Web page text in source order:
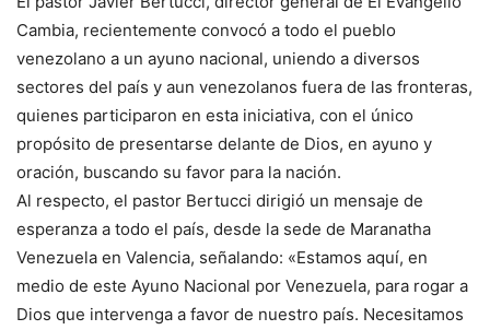
Cambia, recientemente convocó a todo el pueblo
venezolano a un ayuno nacional, uniendo a diversos
sectores del país y aun venezolanos fuera de las fronteras,
quienes participaron en esta iniciativa, con el único
propósito de presentarse delante de Dios, en ayuno y
oración, buscando su favor para la nación.
Al respecto, el pastor Bertucci dirigió un mensaje de
esperanza a todo el país, desde la sede de Maranatha
Venezuela en Valencia, señalando: «Estamos aquí, en
medio de este Ayuno Nacional por Venezuela, para rogar a
Dios que intervenga a favor de nuestro país. Necesitamos